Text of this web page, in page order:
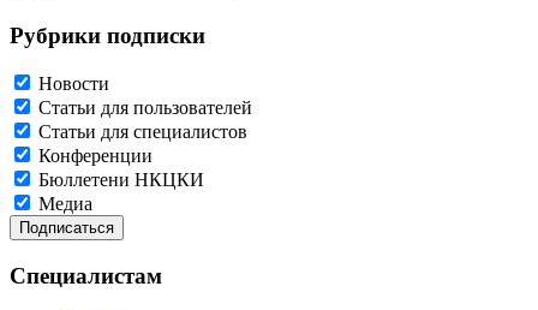
Рубрики подписки
Новости
Статьи для пользователей
Статьи для специалистов
Конференции
Бюллетени НКЦКИ
Медиа
Специалистам